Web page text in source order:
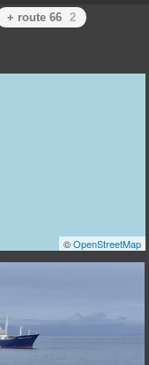
+ route 66 2
©OpenStreetMap